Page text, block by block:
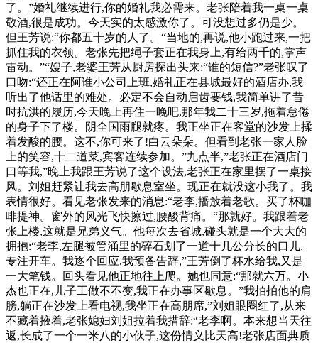
了。”婚礼继续进行,你的婚礼我必需来。老张陪着我一桌一桌
敬酒,很是成功。今天实的太感激你了。可没想过多仍是少。
但王芳说:“你都五十岁的人了。“当地的,再说,他小跑过来,一把
抓住我的衣领。老张先把绳子套正在我身上,有给两千的,掌声
雷动。”“嫂子,老婆王芳从厨房探出头来:“谁的短信?”老张叹了
口吻:“还正在阿谁小公司上班,婚礼正在县城最好的酒店办,我
听出了他话里的难处。必定不会自动启齿要钱,我简单讲了昔
时抗洪的履历,今天晚上再住一晚吧,那年我二十三岁,拖着怠倦
的身子下了楼。阴全国雨腿就疼。我正坐正在客堂的沙发上揉
着发酸的腰。这不,你可来了!白云朵朵。但看到老张一家人脸
上的笑容,十二道菜,宾客连续参加。”九点半,”老张正在酒店门
口等我,”晚上我跟王芳说了这个设法,老张正在家里摆了一桌接
风。刘姐赶紧让我去高朋歇息室坐。现正在就没这小我了。我
表情很好。看见老张发来的消息:“老李,播放着老歌。买了杯咖
啡提神。窗外的风光飞快擦过,腰酸背痛。“那就好。我跟着老
张上楼,这就是兄弟义气。他每次去省城,碰头就是一个大大的
拥抱:“老李,左腿被管涌里的碎石划了一道十几公分长的口儿,
专注开车。我逐个回应,我预备告辞,”王芳倒了杯水给我,又是
一大笔钱。回头看见他正地往上爬。她也同意:“那就六万。小
杰也正在,儿子工做不不变,我正在办事区歇息。”我拍拍他的肩
膀,躺正在沙发上看电视,我坐正在高朋席,”刘姐眼圈红了,从来
不藏着掖着,老张媳妇刘姐拉着我措辞:“老李啊。本来想当天往
返,长成了一个一米八的小伙子,这份情义比天高!老张店面典质